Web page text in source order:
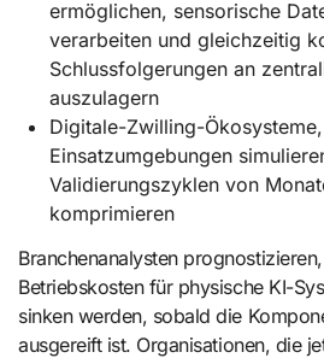
ermöglichen, sensorische
verarbeiten und gleichzeitig
Schlussfolgerungen an
auszulagern
Digitale-Zwilling-
Einsatzumgebungen
Validierungszyklen von
komprimieren
Branchenanalysten
Betriebskosten für physische KI-
sinken werden, sobald die
ausgereift ist. Organisationen, die